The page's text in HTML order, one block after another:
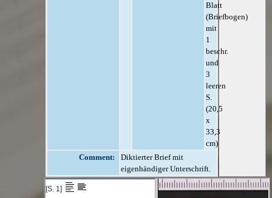
Blatt
(Briefbogen)
mit
1
beschr.
und
3
leeren
S.
(20,5
x
33,3
cm)
Comment:
Diktierter Brief mit
eigenhändiger Unterschrift.